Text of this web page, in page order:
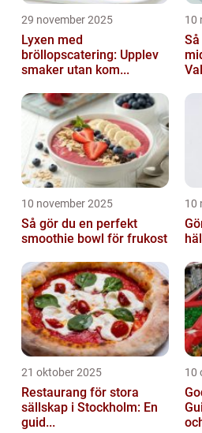
29 november 2025
Lyxen med
bröllopscatering: Upplev
smaker utan kom...
10
10 november 2025
Så gör du en perfekt
smoothie bowl för frukost
10
21 oktober 2025
Restaurang för stora
sällskap i Stockholm: En
guid...
10